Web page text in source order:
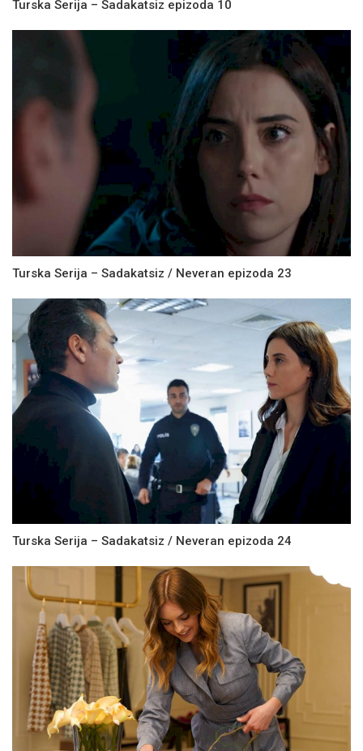
Turska Serija – Sadakatsiz epizoda 10
Turska Serija – Sadakatsiz / Neveran epizoda 23
Turska Serija – Sadakatsiz / Neveran epizoda 24